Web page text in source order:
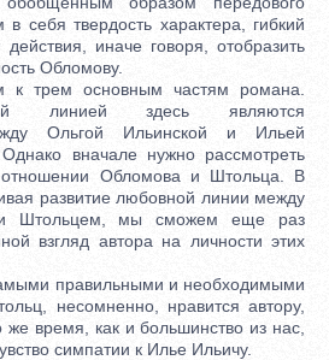
себя твердость характера, гибкий
иначе говоря, отобразить
Обломову.
трем основным частям романа.
линией здесь являются
Ольгой Ильинской и Ильей
вначале нужно рассмотреть
Обломова и Штольца. В
развитие любовной линии между
Штольцем, мы сможем еще раз
взгляд автора на личности этих
правильными и необходимыми
несомненно, нравится автору,
же время, как и большинство из нас,
симпатии к Илье Ильичу.